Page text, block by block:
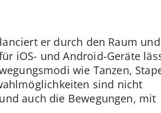
er durch den Raum und
iOS- und Android-Geräte
wie Tanzen,
sind nicht
auch die Bewegungen, mit